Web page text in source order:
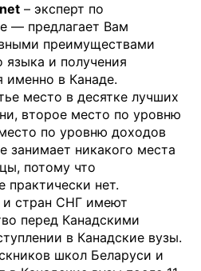
– эксперт по
— предлагает Вам
преимуществами
языка и получения
именно в Канаде.
место в десятке лучших
второе место по уровню
по уровню доходов
занимает никакого места
потому что
практически нет.
стран СНГ имеют
перед Канадскими
в Канадские вузы.
школ Беларуси и